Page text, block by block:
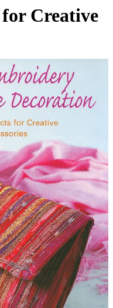
Creative